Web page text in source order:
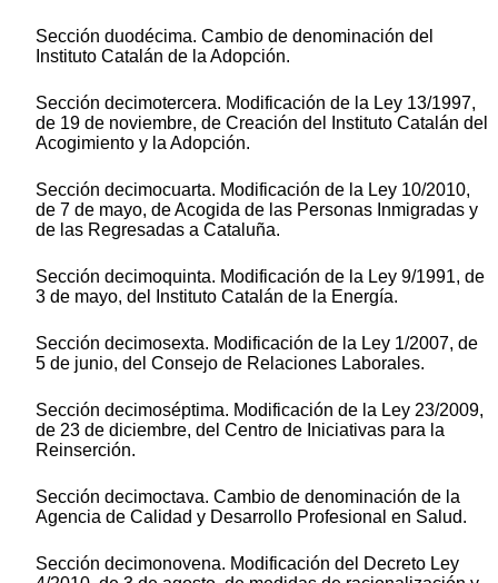
Sección duodécima. Cambio de denominación del
Instituto Catalán de la Adopción.
Sección decimotercera. Modificación de la Ley 13/1997,
de 19 de noviembre, de Creación del Instituto Catalán del
Acogimiento y la Adopción.
Sección decimocuarta. Modificación de la Ley 10/2010,
de 7 de mayo, de Acogida de las Personas Inmigradas y
de las Regresadas a Cataluña.
Sección decimoquinta. Modificación de la Ley 9/1991, de
3 de mayo, del Instituto Catalán de la Energía.
Sección decimosexta. Modificación de la Ley 1/2007, de
5 de junio, del Consejo de Relaciones Laborales.
Sección decimoséptima. Modificación de la Ley 23/2009,
de 23 de diciembre, del Centro de Iniciativas para la
Reinserción.
Sección decimoctava. Cambio de denominación de la
Agencia de Calidad y Desarrollo Profesional en Salud.
Sección decimonovena. Modificación del Decreto Ley